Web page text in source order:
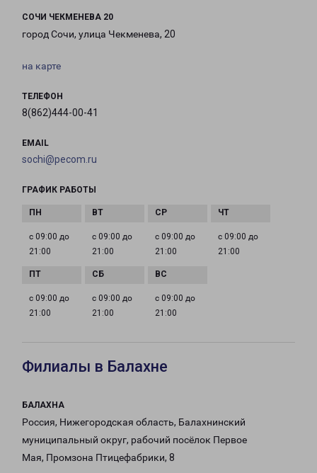
СОЧИ ЧЕКМЕНЕВА 20
город Сочи, улица Чекменева, 20
на карте
ТЕЛЕФОН
8(862)444-00-41
EMAIL
sochi@pecom.ru
ГРАФИК РАБОТЫ
с 09:00 до
21:00
с 09:00 до
21:00
с 09:00 до
21:00
с 09:00 до
21:00
с 09:00 до
21:00
с 09:00 до
21:00
с 09:00 до
21:00
Филиалы в Балахне
БАЛАХНА
Россия, Нижегородская область, Балахнинский
муниципальный округ, рабочий посёлок Первое
Мая, Промзона Птицефабрики, 8